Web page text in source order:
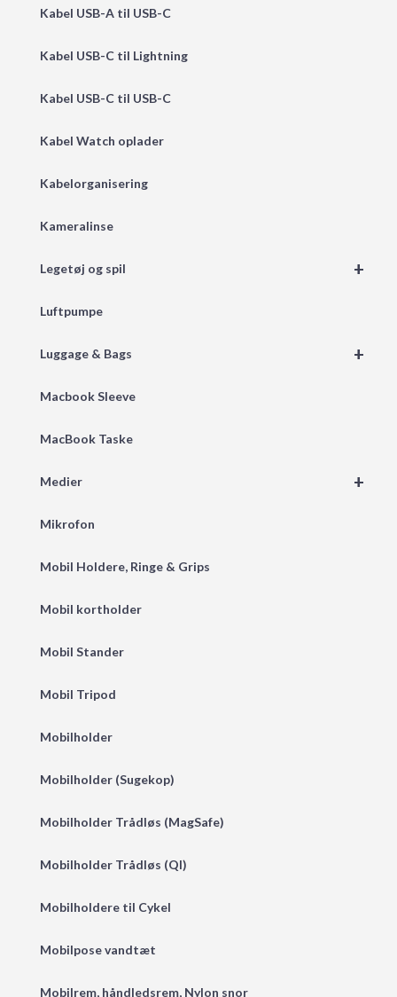
Kabel USB-A til USB-C
Kabel USB-C til Lightning
Kabel USB-C til USB-C
Kabel Watch oplader
Kabelorganisering
Kameralinse
+
Legetøj og spil
Luftpumpe
+
Luggage & Bags
Macbook Sleeve
MacBook Taske
+
Medier
Mikrofon
Mobil Holdere, Ringe & Grips
Mobil kortholder
Mobil Stander
Mobil Tripod
Mobilholder
Mobilholder (Sugekop)
Mobilholder Trådløs (MagSafe)
Mobilholder Trådløs (QI)
Mobilholdere til Cykel
Mobilpose vandtæt
Mobilrem, håndledsrem, Nylon snor